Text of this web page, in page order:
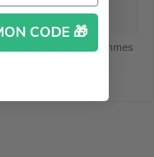
ne pas donner aux femmes
la dose journalière
CODE 🎁